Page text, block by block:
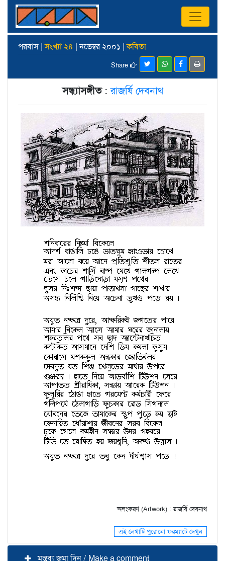
পরবাস |সংখ্যা ২৪ | নভেম্বর ২০০১ |কবিতা
Share
সন্ধ্যাসঙ্গীত:রাজর্ষি দেবনাথ
অলংকরণ (Artwork) : রাজর্ষি দেবনাথ
এই লেখাটি পুরোনো ফরম্যাটে দেখুন
মন্তব্য জমা দিন / Make a comment